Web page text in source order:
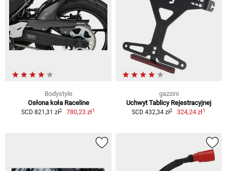
Bodystyle
Osłona koła Raceline
SCD 821,31 zł2 780,23 zł1
gazzini
Uchwyt Tablicy Rejestracyjnej
SCD 432,34 zł2 324,24 zł1